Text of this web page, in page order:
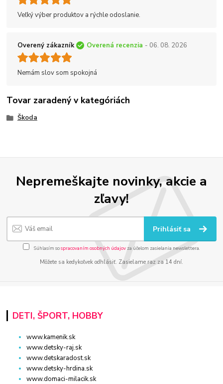
Veľký výber produktov a rýchle odoslanie.
Overený zákazník Overená recenzia - 06. 08. 2026
Nemám slov som spokojná
Tovar zaradený v kategóriách
Škoda
Nepremeškajte novinky, akcie a
zľavy!
Prihlásiť sa
Súhlasím sospracovaním osobných údajov za účelom zasielania newslettera.
Môžete sa kedykoľvek odhlásiť. Zasielame raz za 14 dní.
DETI, ŠPORT, HOBBY
www.kamenik.sk
www.detsky-raj.sk
www.detskaradost.sk
www.detsky-hrdina.sk
www.domaci-milacik.sk